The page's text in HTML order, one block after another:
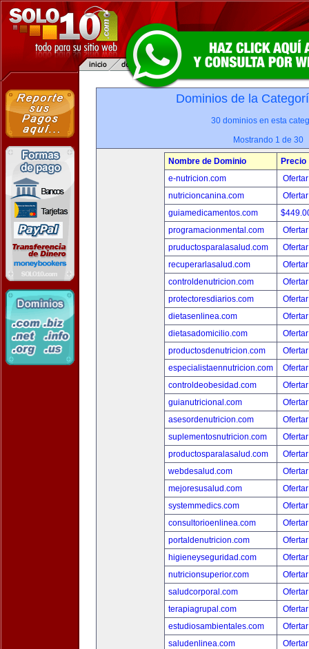
Dominios de la
30 dominios en esta
Mostrando 1 de 30
Nombre de Dominio
Precio
e-nutricion.com
nutricioncanina.com
guiamedicamentos.com
programacionmental.com
pruductosparalasalud.com
recuperarlasalud.com
controldenutricion.com
protectoresdiarios.com
dietasenlinea.com
dietasadomicilio.com
productosdenutricion.com
especialistaennutricion.com
controldeobesidad.com
guianutricional.com
asesordenutricion.com
suplementosnutricion.com
productosparalasalud.com
webdesalud.com
mejoresusalud.com
systemmedics.com
consultorioenlinea.com
portaldenutricion.com
higieneyseguridad.com
nutricionsuperior.com
saludcorporal.com
terapiagrupal.com
estudiosambientales.com
saludenlinea.com